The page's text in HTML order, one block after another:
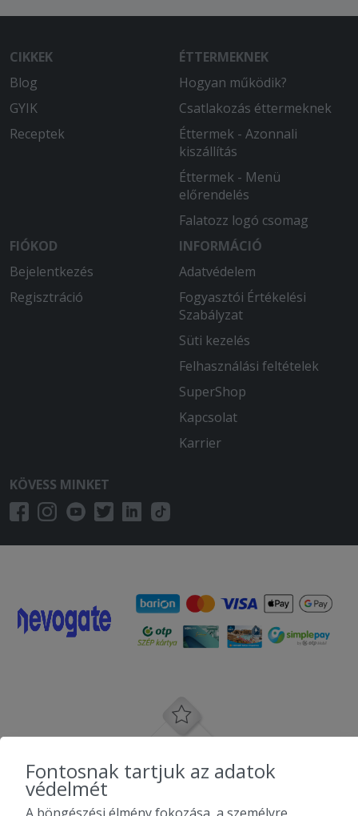
CIKKEK
Blog
GYIK
Receptek
ÉTTERMEKNEK
Hogyan működik?
Csatlakozás éttermeknek
Éttermek - Azonnali
kiszállítás
Éttermek - Menü
előrendelés
Falatozz logó csomag
FIÓKOD
Bejelentkezés
Regisztráció
INFORMÁCIÓ
Adatvédelem
Fogyasztói Értékelési
Szabályzat
Süti kezelés
Felhasználási feltételek
SuperShop
Kapcsolat
Karrier
KÖVESS MINKET
Fontosnak tartjuk az adatok
védelmét